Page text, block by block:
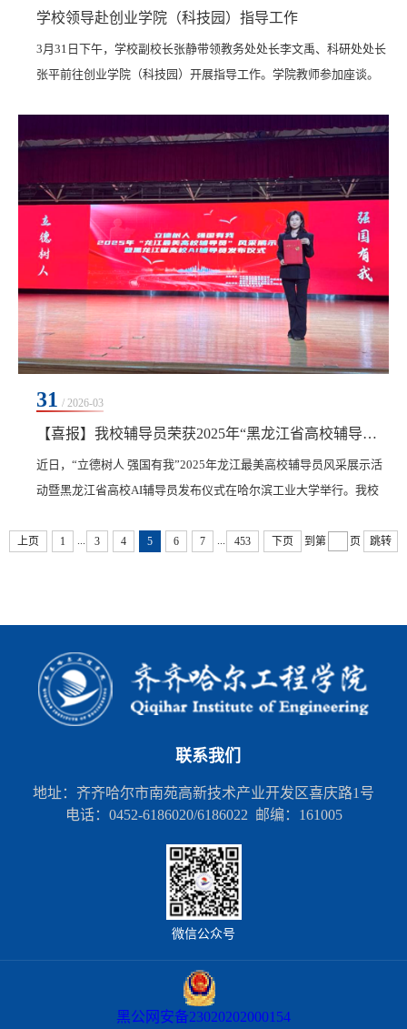
学校领导赴创业学院（科技园）指导工作
​3月31日下午，学校副校长张静带领教务处处长李文禹、科研处处长
张平前往创业学院（科技园）开展指导工作。学院教师参加座谈。
驻企业情况及学生创业项目开展情况。座谈会上，单大海首先就创
业学院的整体工作进行汇报，全面梳理了学院在创新创业教育、项
目孵化、成果转化等方面取得的进展与成果。张静对学院的工作给
予充分肯定，认为学院在推动学校创新创业工作方面...
31 / 2026-03
【喜报】我校辅导员荣获2025年“黑龙江省高校辅导员年度人物提名”称号
​近日，“立德树人 强国有我”2025年龙江最美高校辅导员风采展示活
动暨黑龙江省高校AI辅导员发布仪式在哈尔滨工业大学举行。我校
名”称号，并上台领奖。校党委副书记、纪委书记、副校长陈景鑫，
上页 1 ... 3 4 5 6 7 ... 453 下页 到第 页 跳转
联系我们
地址：齐齐哈尔市南苑高新技术产业开发区喜庆路1号
电话：0452-6186020/6186022 邮编：161005
微信公众号
黑公网安备23020202000154